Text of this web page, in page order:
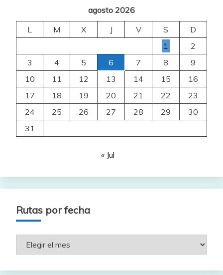
agosto 2026
L
M X J V S
D
1
2
3
4 5 6 7 8
9
10
11 12 13 14 15
16
17
18 19 20 21 22
23
24
25 26 27 28 29
30
31
« Jul
Rutas por fecha
Rutas